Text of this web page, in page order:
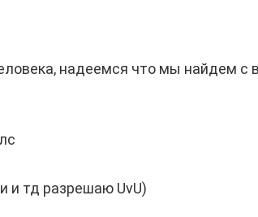
надеемся что мы найдем с
и тд разрешаю UvU)